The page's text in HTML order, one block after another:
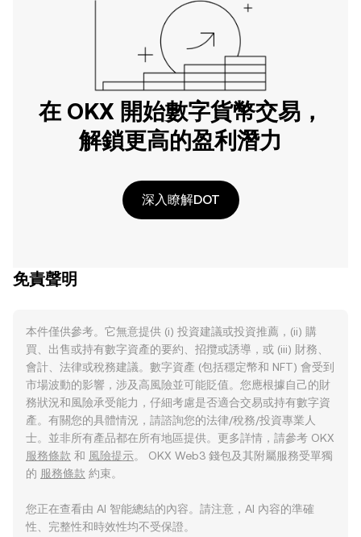
在 OKX 開始數字貨幣交易，
解鎖更高的盈利潛力
深入瞭解DOT
免責聲明
本件僅供參考。它無意提供 (i) 投資建議或投資推薦，(ii) 購
買、出售或持有數字資產的要約、招攬或誘導，或 (iii) 財務、
會計、法律或稅務建議。數字資產 (包括穩定幣和 NFT) 會受到
市場波動的影響，涉及高風險並可能貶值。您應根據自己的財
務狀況和風險承受能力，仔細考慮是否適合交易或持有數字資
產。有關您的具體情況，請諮詢您的法律/稅務/投資專業人
士。並非所有產品都在所有地區提供。更多詳情，請參考 OKX
服務條款 和 風險提示。 OKX Web3 錢包及其附屬服務受單獨
的 服務條款 約束。
您正在查看由 AI 智能總結的內容。請注意，AI 內容的準確
性、完整性和時效性均不受保證。